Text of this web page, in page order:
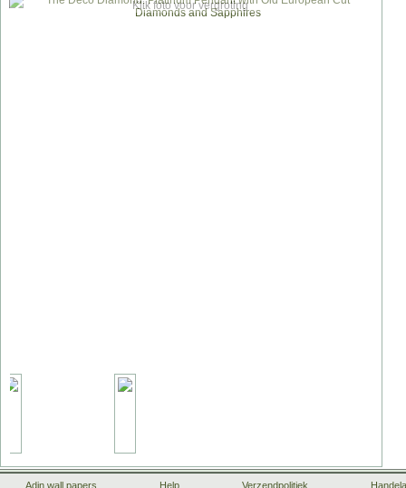
Klik foto voor vergroting
Adin wall papers Help Verzendpolitiek